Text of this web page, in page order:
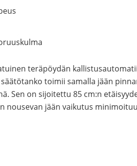
teräpöydän
toimii samalla jään
Sen on sijoitettu 85 cm:n
nousevan jään vaikutus